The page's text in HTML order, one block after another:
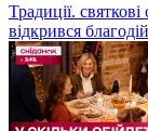
Традиції.
відкрився